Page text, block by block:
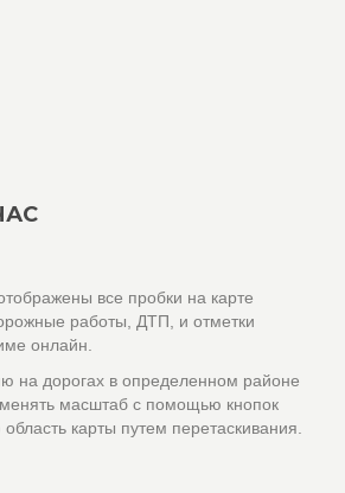
все пробки на карте
работы, ДТП, и отметки
онлайн.
на дорогах в определенном районе
масштаб с помощью кнопок
карты путем перетаскивания.